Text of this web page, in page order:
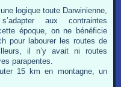
logique toute Darwinienne,
aux contraintes
époque, on ne bénéficie
pour labourer les routes de
il n’y avait ni routes
parapentes.
15 km en montagne, un